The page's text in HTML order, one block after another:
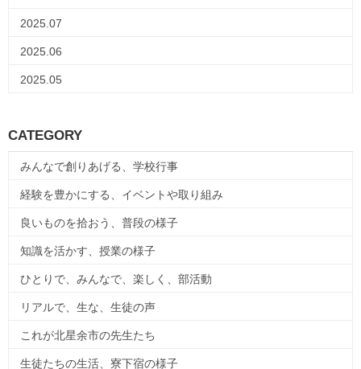
2025.07
2025.06
2025.05
CATEGORY
みんなで創りあげる、学校行事
経験を豊かにする、イベントや取り組み
良いものを拾おう、普段の様子
知識を活かす、授業の様子
ひとりで、みんなで、楽しく、部活動
リアルで、生な、生徒の声
これが北星余市の先生たち
生徒たちの生活、寮下宿の様子